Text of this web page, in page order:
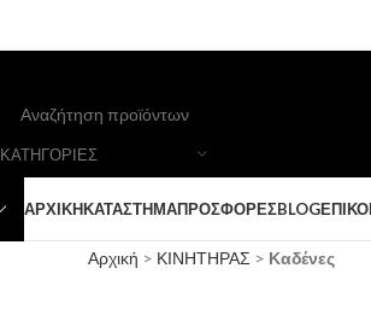
ΚΑΤΗΓΟΡΙΕΣ
ΑΡΧΙΚΉΚΑΤΆΣΤΗΜΑΠΡΟΣΦΟΡΈΣBLOG
Αρχική > ΚΙΝΗΤΗΡΑΣ > Καδένες